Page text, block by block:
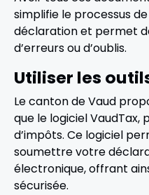
simplifie le processus
déclaration et permet
d’erreurs ou d’oublis.
Utiliser les
Le canton de Vaud
que le logiciel
d’impôts. Ce logiciel
soumettre votre
électronique, offrant
sécurisée.